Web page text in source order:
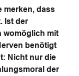
merken, dass
Ist der
womöglich mit
benötigt
Nicht nur die
der